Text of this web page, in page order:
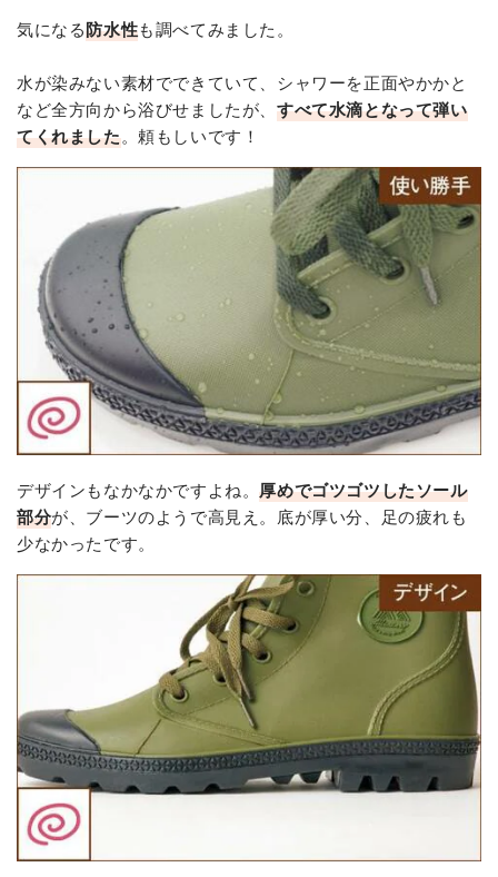
気になる防水性も調べてみました。
水が染みない素材でできていて、シャワーを正面やかかと
など全方向から浴びせましたが、 すべて水滴となって弾い
てくれました。頼もしいです！
デザインもなかなかですよね。厚めでゴツゴツしたソール
部分が、ブーツのようで高見え。底が厚い分、足の疲れも
少なかったです。